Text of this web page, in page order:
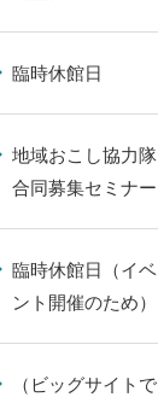
臨時休館日
地域おこし協力隊
合同募集セミナー
臨時休館日（イベ
ント開催のため）
（ビッグサイトで